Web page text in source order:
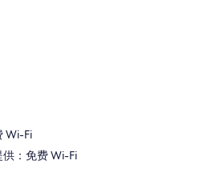
Wi-Fi
：免费 Wi-Fi